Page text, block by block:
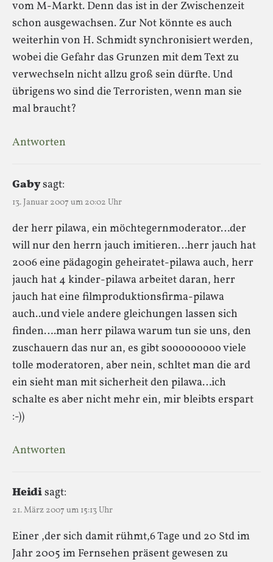
vom M-Markt. Denn das ist in der Zwischenzeit
schon ausgewachsen. Zur Not könnte es auch
weiterhin von H. Schmidt synchronisiert werden,
wobei die Gefahr das Grunzen mit dem Text zu
verwechseln nicht allzu groß sein dürfte. Und
übrigens wo sind die Terroristen, wenn man sie
mal braucht?
Antworten
Gabysagt:
13. Januar 2007 um 20:02 Uhr
der herr pilawa, ein möchtegernmoderator…der
will nur den herrn jauch imitieren…herr jauch hat
2006 eine pädagogin geheiratet-pilawa auch, herr
jauch hat 4 kinder-pilawa arbeitet daran, herr
jauch hat eine filmproduktionsfirma-pilawa
auch..und viele andere gleichungen lassen sich
finden….man herr pilawa warum tun sie uns, den
zuschauern das nur an, es gibt sooooooooo viele
tolle moderatoren, aber nein, schltet man die ard
ein sieht man mit sicherheit den pilawa…ich
schalte es aber nicht mehr ein, mir bleibts erspart
:-))
Antworten
Heidisagt:
21. März 2007 um 15:13 Uhr
Einer ,der sich damit rühmt,6 Tage und 20 Std im
Jahr 2005 im Fernsehen präsent gewesen zu